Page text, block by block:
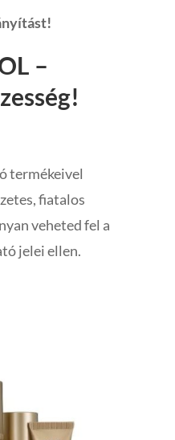
–
termékeivel
fiatalos
veheted fel a
jelei ellen.